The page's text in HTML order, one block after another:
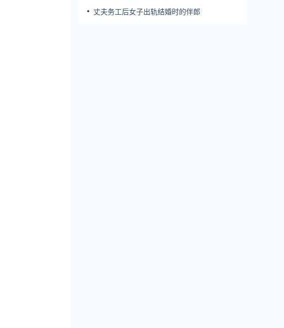
丈夫务工后女子出轨结婚时的伴郎